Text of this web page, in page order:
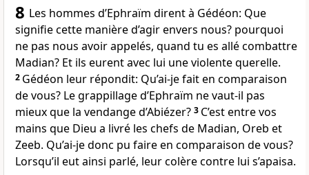
8 Les hommes d’Ephraïm dirent à Gédéon: Que
signifie cette manière d’agir envers nous? pourquoi
ne pas nous avoir appelés, quand tu es allé combattre
Madian? Et ils eurent avec lui une violente querelle.
2 Gédéon leur répondit: Qu’ai-je fait en comparaison
de vous? Le grappillage d’Ephraïm ne vaut-il pas
mieux que la vendange d’Abiézer? 3 C’est entre vos
mains que Dieu a livré les chefs de Madian, Oreb et
Zeeb. Qu’ai-je donc pu faire en comparaison de vous?
Lorsqu’il eut ainsi parlé, leur colère contre lui s’apaisa.